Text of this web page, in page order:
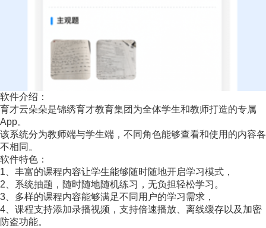
软件介绍：
育才云朵朵是锦绣育才教育集团为全体学生和教师打造的专属
App。
该系统分为教师端与学生端，不同角色能够查看和使用的内容各
不相同。
软件特色：
1、丰富的课程内容让学生能够随时随地开启学习模式，
2、系统抽题，随时随地随机练习，无负担轻松学习。
3、多样的课程内容能够满足不同用户的学习需求，
4、课程支持添加录播视频，支持倍速播放、离线缓存以及加密
防盗功能。